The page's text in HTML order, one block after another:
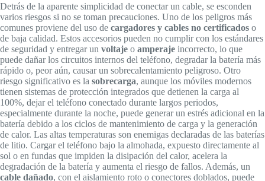
Detrás de la aparente simplicidad de conectar un cable, se esconden
varios riesgos si no se toman precauciones. Uno de los peligros más
comunes proviene del uso de cargadores y cables no certificados o
de baja calidad. Estos accesorios pueden no cumplir con los estándares
de seguridad y entregar un voltaje o amperaje incorrecto, lo que
puede dañar los circuitos internos del teléfono, degradar la batería más
rápido o, peor aún, causar un sobrecalentamiento peligroso. Otro
riesgo significativo es la sobrecarga, aunque los móviles modernos
tienen sistemas de protección integrados que detienen la carga al
100%, dejar el teléfono conectado durante largos periodos,
especialmente durante la noche, puede generar un estrés adicional en la
batería debido a los ciclos de mantenimiento de carga y la generación
de calor. Las altas temperaturas son enemigas declaradas de las baterías
de litio. Cargar el teléfono bajo la almohada, expuesto directamente al
sol o en fundas que impiden la disipación del calor, acelera la
degradación de la batería y aumenta el riesgo de fallos. Además, un
cable dañado, con el aislamiento roto o conectores doblados, puede